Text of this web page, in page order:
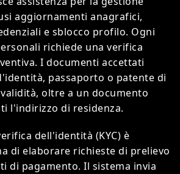
aggiornamenti anagrafici,
e sblocco profilo. Ogni
richiede una verifica
I documenti accettati
passaporto o patente di
oltre a un documento
l'indirizzo di residenza.
dell'identità (KYC) è
di elaborare richieste di prelievo
di pagamento. Il sistema invia